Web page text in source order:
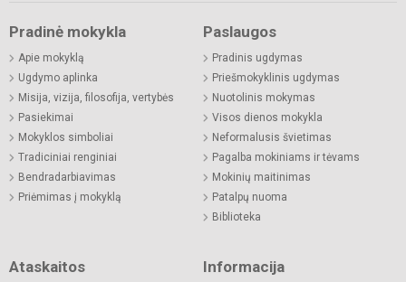
Pradinė mokykla
Apie mokyklą
Ugdymo aplinka
Misija, vizija, filosofija, vertybės
Pasiekimai
Mokyklos simboliai
Tradiciniai renginiai
Bendradarbiavimas
Priėmimas į mokyklą
Paslaugos
Pradinis ugdymas
Priešmokyklinis ugdymas
Nuotolinis mokymas
Visos dienos mokykla
Neformalusis švietimas
Pagalba mokiniams ir tėvams
Mokinių maitinimas
Patalpų nuoma
Biblioteka
Ataskaitos Informacija